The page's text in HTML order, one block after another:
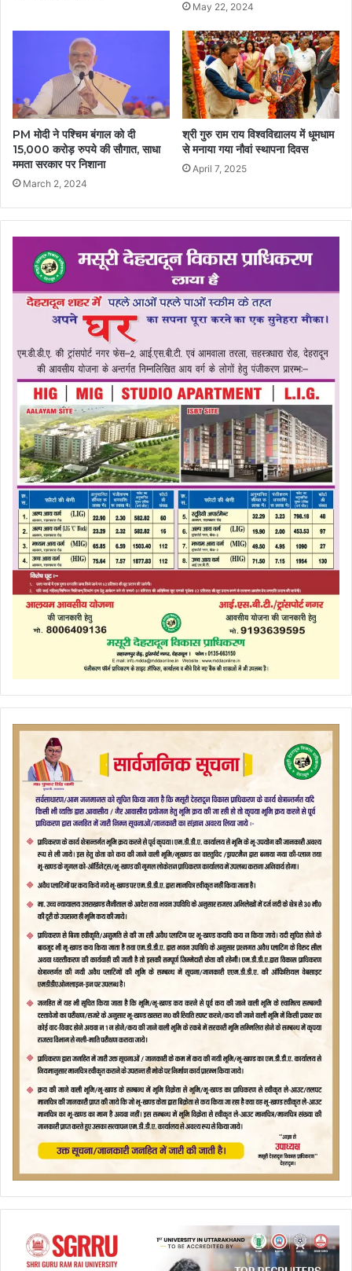
May 22, 2024
PM मोदी ने पश्चिम बंगाल को दी
15,000 करोड़ रुपये की सौगात, साधा
ममता सरकार पर निशाना
March 2, 2024
श्री गुरु राम राय विश्वविद्यालय में धूमधाम
से मनाया गया नौवां स्थापना दिवस
April 7, 2025